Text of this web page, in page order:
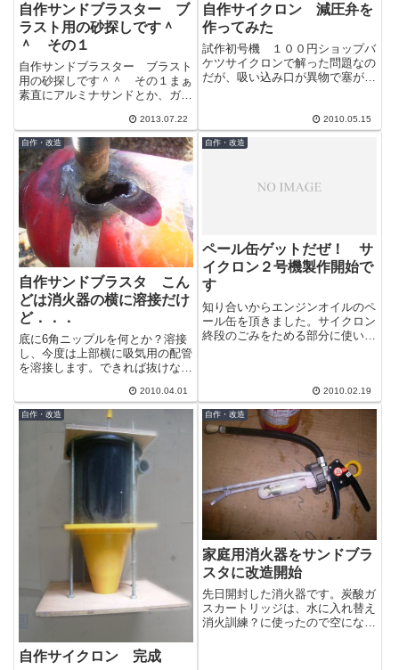
自作サンドブラスター ブ
ラスト用の砂探しです＾
＾ その１
自作サンドブラスター ブラスト
用の砂探しです＾＾ その１まぁ
素直にアルミナサンドとか、ガラ
よいのでしょうが、自作でそれも
面白くない...
2013.07.22
自作サイクロン 減圧弁を
作ってみた
試作初号機 １００円ショップバ
ケツサイクロンで解った問題なの
だが、吸い込み口が異物で塞がっ
2010.05.15
自作・改造
自作サンドブラスタ こん
どは消火器の横に溶接だけ
ど．．．
底に6角ニップルを何とか？溶接
し、今度は上部横に吸気用の配管
を溶接します。できれば抜けない
ったのですがちょっと無理でし
た。今度の配...
2010.04.01
自作・改造
ペール缶ゲットだぜ！ サ
イクロン２号機製作開始で
す
知り合いからエンジンオイルのペ
ール缶を頂きました。サイクロン
終段のごみをためる部分に使いま
2010.02.19
自作・改造
自作サイクロン 完成
自作・改造
家庭用消火器をサンドブラ
スタに改造開始
先日開封した消火器です。炭酸ガ
スカートリッジは、水に入れ替え
消火訓練？に使ったので空になっ